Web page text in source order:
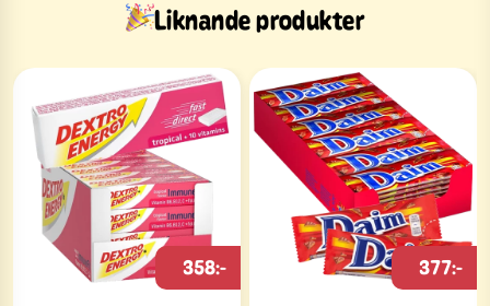
Liknande produkter
358:- 377:-